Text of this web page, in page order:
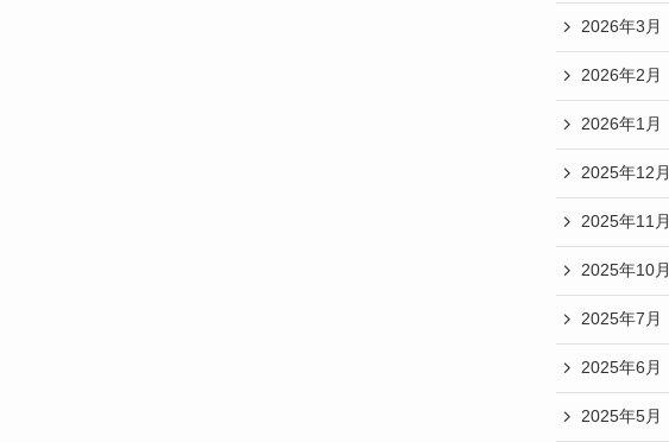
2026年3月
2026年2月
2026年1月
2025年12月
2025年11月
2025年10月
2025年7月
2025年6月
2025年5月